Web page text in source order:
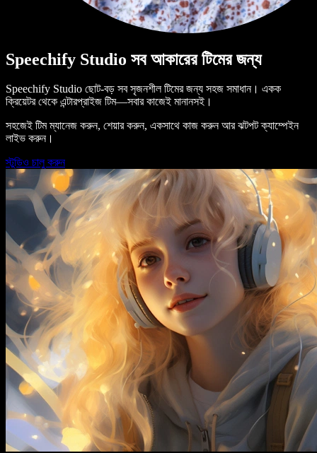
Speechify Studio সব আকারের টিমের জন্য
Speechify Studio ছোট-বড় সব সৃজনশীল টিমের জন্য সহজ সমাধান। একক
ক্রিয়েটর থেকে এন্টারপ্রাইজ টিম—সবার কাজেই মানানসই।
সহজেই টিম ম্যানেজ করুন, শেয়ার করুন, একসাথে কাজ করুন আর ঝটপট ক্যাম্পেইন
লাইভ করুন।
স্টুডিও চালু করুন